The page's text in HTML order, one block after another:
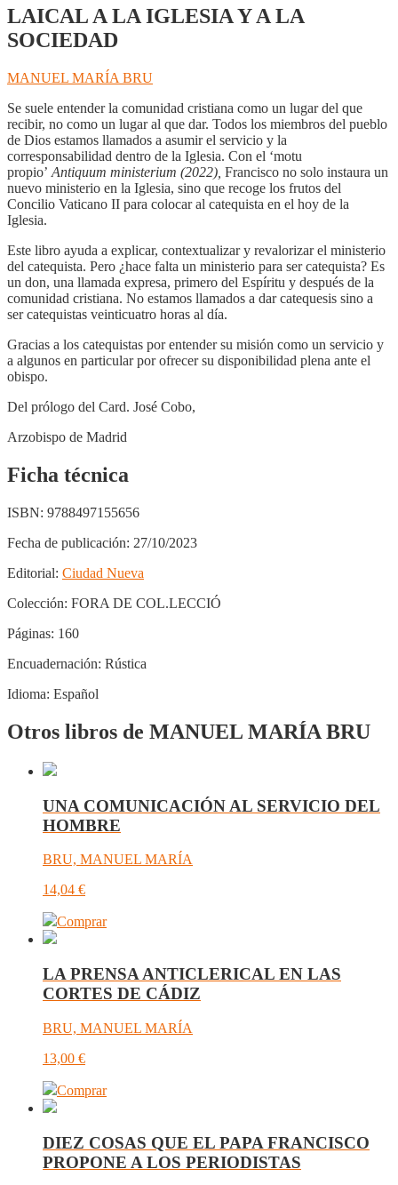
LAICAL A LA IGLESIA Y A LA
SOCIEDAD
MANUEL MARÍA BRU
Se suele entender la comunidad cristiana como un lugar del que
recibir, no como un lugar al que dar. Todos los miembros del pueblo
de Dios estamos llamados a asumir el servicio y la
corresponsabilidad dentro de la Iglesia. Con el ‘motu
propio’ Antiquum ministerium (2022), Francisco no solo instaura un
nuevo ministerio en la Iglesia, sino que recoge los frutos del
Concilio Vaticano II para colocar al catequista en el hoy de la
Iglesia.
Este libro ayuda a explicar, contextualizar y revalorizar el ministerio
del catequista. Pero ¿hace falta un ministerio para ser catequista? Es
un don, una llamada expresa, primero del Espíritu y después de la
comunidad cristiana. No estamos llamados a dar catequesis sino a
ser catequistas veinticuatro horas al día.
Gracias a los catequistas por entender su misión como un servicio y
a algunos en particular por ofrecer su disponibilidad plena ante el
obispo.
Del prólogo del Card. José Cobo,
Arzobispo de Madrid
Ficha técnica
ISBN: 9788497155656
Fecha de publicación: 27/10/2023
Editorial: Ciudad Nueva
Colección: FORA DE COL.LECCIÓ
Páginas: 160
Encuadernación: Rústica
Idioma: Español
Otros libros de MANUEL MARÍA BRU
UNA COMUNICACIÓN AL SERVICIO DEL
HOMBRE
BRU, MANUEL MARÍA
14,04 €
Comprar
LA PRENSA ANTICLERICAL EN LAS
CORTES DE CÁDIZ
BRU, MANUEL MARÍA
13,00 €
Comprar
DIEZ COSAS QUE EL PAPA FRANCISCO
PROPONE A LOS PERIODISTAS